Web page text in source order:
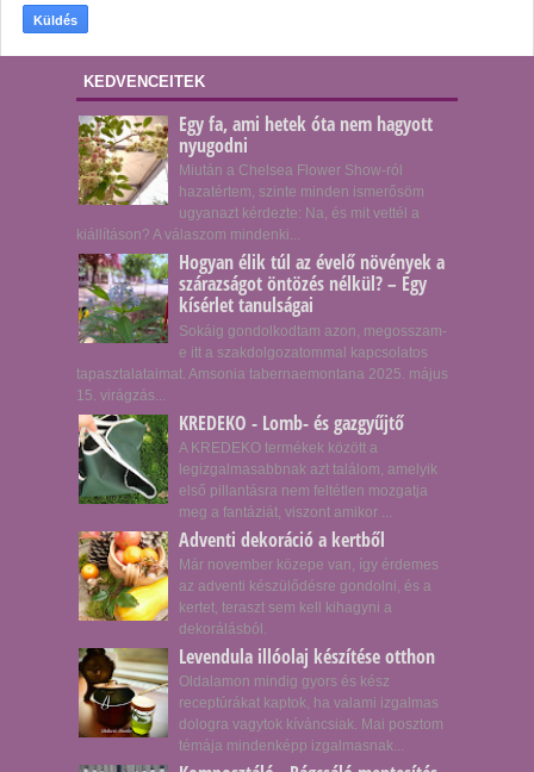
KEDVENCEITEK
Egy fa, ami hetek óta nem hagyott
nyugodni
Miután a Chelsea Flower Show-ról
hazatértem, szinte minden ismerősöm
ugyanazt kérdezte: Na, és mit vettél a
kiállításon? A válaszom mindenki...
Hogyan élik túl az évelő növények a
szárazságot öntözés nélkül? – Egy
kísérlet tanulságai
Sokáig gondolkodtam azon, megosszam-
e itt a szakdolgozatommal kapcsolatos
tapasztalataimat. Amsonia tabernaemontana 2025. május
15. virágzás...
KREDEKO - Lomb- és gazgyűjtő
A KREDEKO termékek között a
legizgalmasabbnak azt találom, amelyik
első pillantásra nem feltétlen mozgatja
meg a fantáziát, viszont amikor ...
Adventi dekoráció a kertből
Már november közepe van, így érdemes
az adventi készülődésre gondolni, és a
kertet, teraszt sem kell kihagyni a
dekorálásból.
Levendula illóolaj készítése otthon
Oldalamon mindig gyors és kész
receptúrákat kaptok, ha valami izgalmas
dologra vagytok kíváncsiak. Mai posztom
témája mindenképp izgalmasnak...